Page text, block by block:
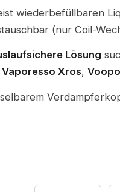
wiederbefüllbaren
(nur Coil-
Lösung
Vaporesso Xros,